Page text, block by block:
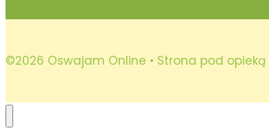
©2026 Oswajam Online • Strona pod opieką